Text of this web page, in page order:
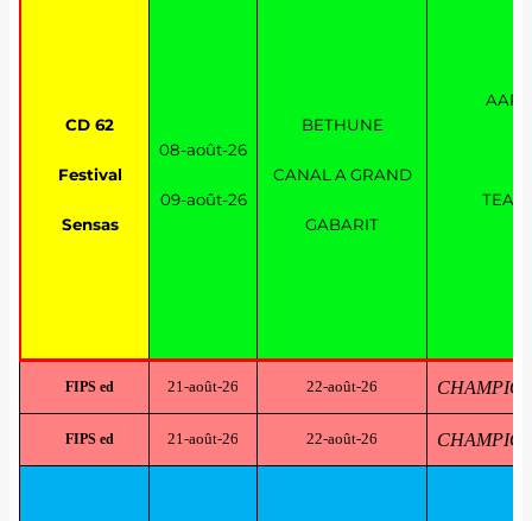
CD 62
Festival
Sensas
08-août-26
09-août-26
BETHUNE
CANAL A GRAND
GABARIT
TEAM
FIPS ed 21-août-26 22-août-26
FIPS ed 21-août-26 22-août-26